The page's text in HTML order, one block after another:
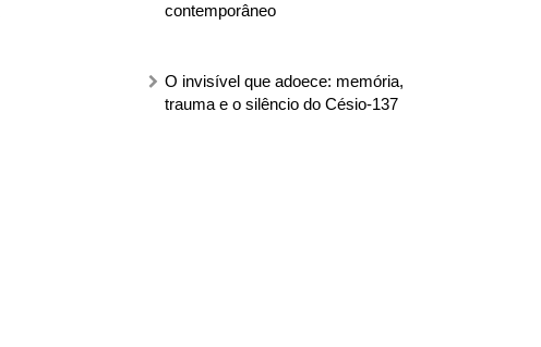
contemporâneo
O invisível que adoece: memória,
trauma e o silêncio do Césio-137